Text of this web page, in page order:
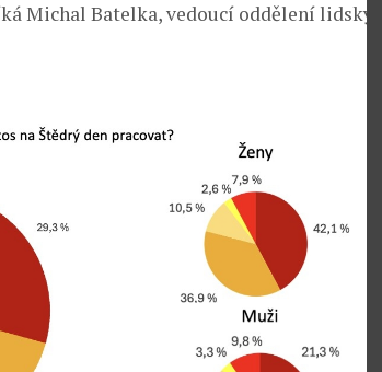
Michal Batelka, vedoucí oddělení lidských